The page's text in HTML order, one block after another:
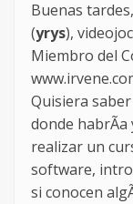
Buenas
(yrys),
Miembro del
Quisiera
donde
realizar un
software,
si conocen